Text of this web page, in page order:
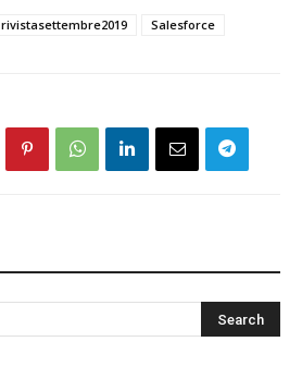
rivistasettembre2019 Salesforce